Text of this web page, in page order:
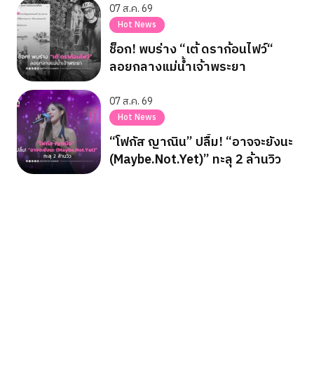
07 ส.ค. 69
Hot News
ช็อก! พบร่าง “เต้ ดราก้อนไฟว์“
ลอยกลางแม่น้ำเจ้าพระยา
07 ส.ค. 69
Hot News
“โฟกัส ญาณิน” ปลื้ม! “อาจจะยังนะ
(Maybe.Not.Yet)” ทะลุ 2 ล้านวิว